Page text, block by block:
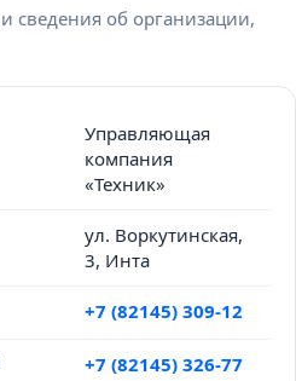
сведения об организации,
Управляющая
компания
«Техник»
ул. Воркутинская,
3, Инта
+7 (82145) 309-12
+7 (82145) 326-77